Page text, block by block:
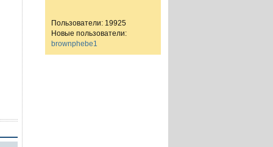
Пользователи: 19925
Новые пользователи:
brownphebe1